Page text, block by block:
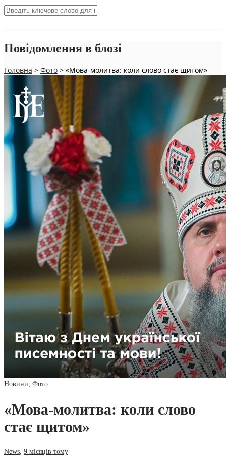
Повідомлення в блозі
Головна > Фото > «Мова-молитва: коли слово стає щитом»
Новини Фото
«Мова-молитва: коли слово
стає щитом»
News 9 місяців тому